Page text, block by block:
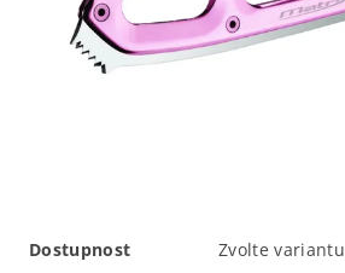
Dostupnost Zvolte variantu